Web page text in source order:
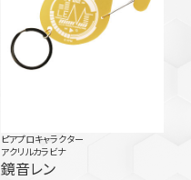
ピアプロキャラクター
アクリルカラビナ
鏡音レン